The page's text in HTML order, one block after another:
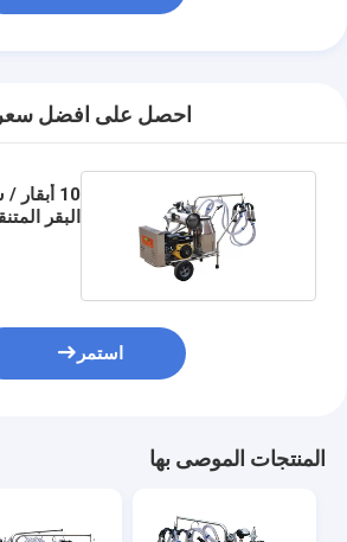
احصل على افضل
10
البقر
استمر
المنتجات الموصى بها